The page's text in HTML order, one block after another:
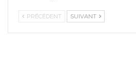
PRÉCÉDENT SUIVANT